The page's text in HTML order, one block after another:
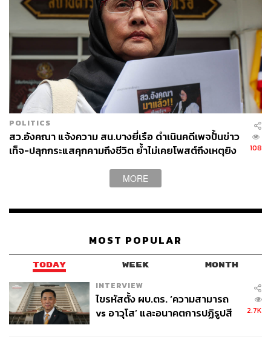
ซิบบอกว่ามีคนหนึ่งไม่อยากถ่ายภาพกับเราเพราะคิดว่าเป็น
ฐปณีย์ กล่าวย้ำว่า จึงอยากให้มีการสอบสวนและติดตาม
อย่างน้อยเพจที่ป้ายสีผู้อื่นเหล่านี้ เป็นใคร ที่ได้ยื่นเรื่องไป
สภ.เมืองยะลา ได้รับแจ้งกลับมาว่า 10 เพจที่ฟ้องไปมีตัวตน 1
เพจ แต่อีก 9 เพจ ยังไม่พบตัวตนจึงเรียกร้องถามหาความจริง
และร้องไปยัง Meta ว่าจะจัดการกับเพจอย่างนี้ และยังทำต่อ
เนื่องจนกระทบกับการทำหน้าที่นักข่าว และความปลอดภัย
ต่อชีวิต
ด้านอรพิณ ยิ่งยงพัฒนา ผู้อำนวยการ Rocket Media Lab และ
กรรมการ iLaw ชี้แจง รายงานปฏิบัติการไอโอฤดูร้อน 2026
เมษายน 2569 ที่พบ #อย่างเป็นระบบ 2 คำ คือ #นักข่าวโจร
โจมตีชาติพันธุ์ กล่าวถึงเป็นนักข่าวสิทธิมนุษยชน ในการทำ
ข่าวโรฮิงญา เล่นกับประเด็นไม่ใช่คนไทย นำตัวไปรักษาสิทธิ
ชาติพันธุ์อื่นๆ เช่นใช้คำกว่า โรฮิงแยม และการโจมตีบุคคลที่
ใช้คำหยาบ การโจมตีเกี่ยวกับความไม่สงบในชายแดนใต้ พบ
ว่าสร้างเอนเกจเมนต์มากที่สุด ทำให้เกิดการมองเห็น มากสุด
การโจมตีการเป็นนักข่าว ทั้งการเป็นนักข่าวโจร และถูกเลิก
จ้าง ซึ่งพบมากในช่วงหนึ่ง และถ้าเป็นการโจมตีเรื่องเป็นนัก
POLITICS
สว.อังคณา แจ้งความ สน.บางยี่เรือ ดำเนินคดีเพจปั้นข่าว
เท็จ-ปลุกกระแสคุกคามถึงชีวิต ย้ำไม่เคยโพสต์ถึงเหตุยิง
108
MORE
MOST POPULAR
TODAY WEEK MONTH
INTERVIEW
ไขรหัสตั้ง ผบ.ตร. ‘ความสามารถ
vs อาวุโส’ และอนาคตการปฏิรูปสี
2.7K